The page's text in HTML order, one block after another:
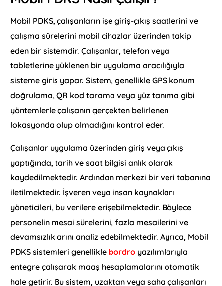
Mobil PDKS, çalışanların işe giriş-çıkış saatlerini ve
çalışma sürelerini mobil cihazlar üzerinden takip
eden bir sistemdir. Çalışanlar, telefon veya
tabletlerine yüklenen bir uygulama aracılığıyla
sisteme giriş yapar. Sistem, genellikle GPS konum
doğrulama, QR kod tarama veya yüz tanıma gibi
yöntemlerle çalışanın gerçekten belirlenen
lokasyonda olup olmadığını kontrol eder.
Çalışanlar uygulama üzerinden giriş veya çıkış
yaptığında, tarih ve saat bilgisi anlık olarak
kaydedilmektedir. Ardından merkezi bir veri tabanına
iletilmektedir. İşveren veya insan kaynakları
yöneticileri, bu verilere erişebilmektedir. Böylece
personelin mesai sürelerini, fazla mesailerini ve
devamsızlıklarını analiz edebilmektedir. Ayrıca, Mobil
PDKS sistemleri genellikle bordro yazılımlarıyla
entegre çalışarak maaş hesaplamalarını otomatik
hale getirir. Bu sistem, uzaktan veya saha çalışanları